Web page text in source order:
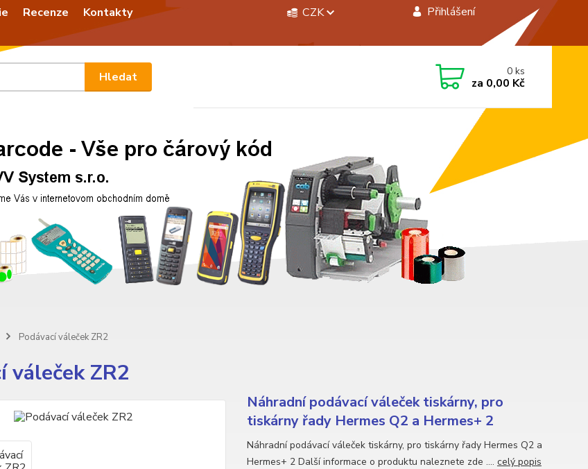
Recenze Kontakty CZK Přihlášení
Hledat 0ks
za 0,00 Kč
Podávací váleček ZR2
váleček ZR2
Náhradní podávací váleček tiskárny, pro
tiskárny řady Hermes Q2 a Hermes+ 2
Náhradní podávací váleček tiskárny, pro tiskárny řady Hermes Q2 a
Hermes+ 2 Další informace o produktu naleznete zde .... celý popis